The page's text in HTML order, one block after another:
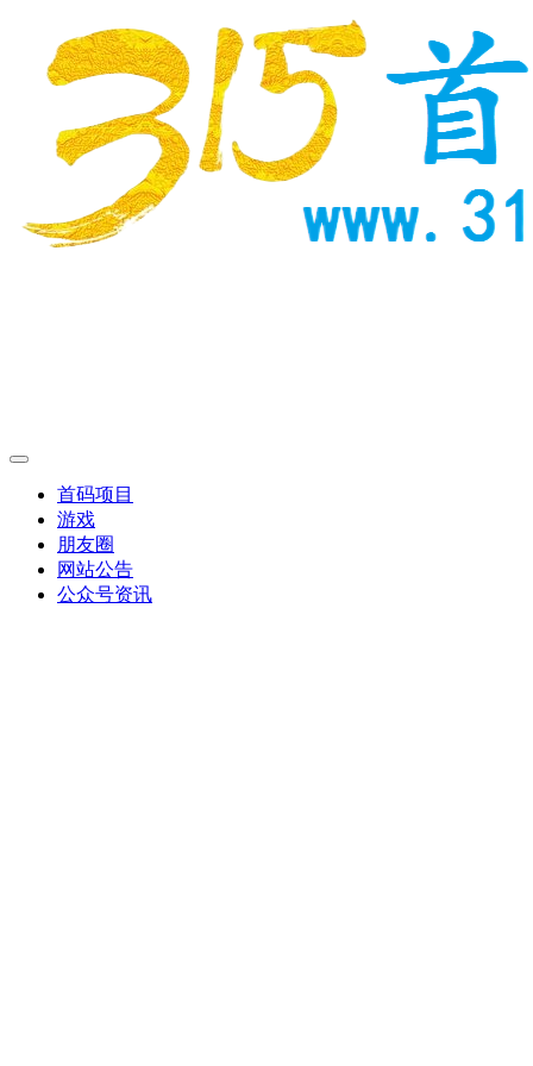
首码项目
游戏
朋友圈
网站公告
公众号资讯